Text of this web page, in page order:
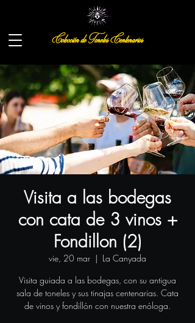
Colección de Toneles Centenarios
Visita a las bodegas
con cata de 3 vinos +
Fondillon (2)
vie, 20 mar
  |
La Canyada
Visita guiada a las bodegas, con su antigua
sala de toneles y sus tinajas centenarias. Cata
de vinos y fondillón con nuestra enóloga.